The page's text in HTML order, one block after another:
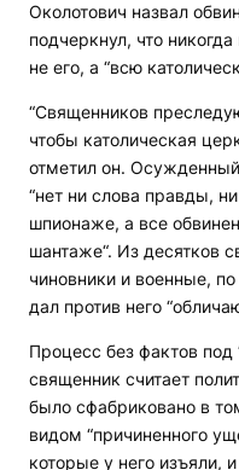
Околотович назвал
подчеркнул, что
не его, а “всю
“Священников
чтобы католическая
отметил он. Осужденный
“нет ни слова правды,
шпионаже, а все
шантаже“. Из десятков
чиновники и военные,
дал против него
Процесс без фактов
священник считает
было сфабриковано в
видом “причиненного
которые у него изъяли,